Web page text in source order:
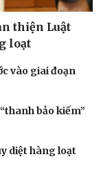
thiện Luật
loạt
vào giai đoạn
bảo kiếm”
diệt hàng loạt